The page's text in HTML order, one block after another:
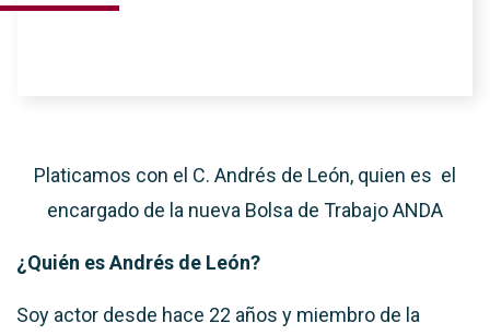
Platicamos con el C. Andrés de León, quien es el
encargado de la nueva Bolsa de Trabajo ANDA
¿Quién es Andrés de León?
Soy actor desde hace 22 años y miembro de la